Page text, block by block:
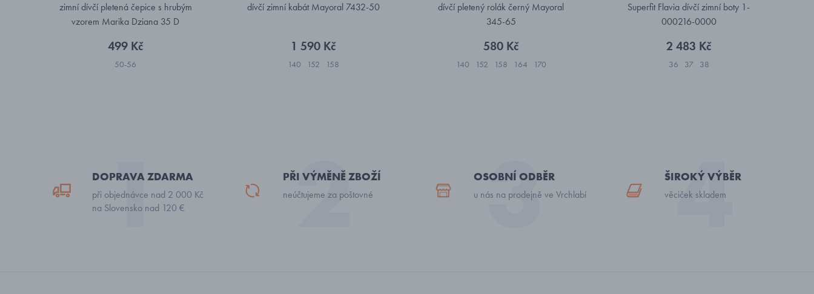
zimní dívčí pletená čepice s hrubým
vzorem Marika Dziana 35 D
499 Kč
50-56
dívčí zimní kabát Mayoral 7432-50
1 590 Kč
140 152 158
dívčí pletený rolák černý Mayoral
345-65
580 Kč
140 152 158 164 170
Superfit Flavia dívčí zimní boty 1-
000216-0000
2 483 Kč
36 37 38
DOPRAVA ZDARMA
při objednávce nad 2 000 Kč
na Slovensko nad 120 €
PŘI VÝMĚNĚ ZBOŽÍ
neúčtujeme za poštovné
OSOBNÍ ODBĚR
u nás na prodejně ve Vrchlabí
ŠIROKÝ VÝBĚR
věciček skladem